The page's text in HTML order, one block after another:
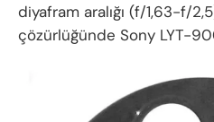
diyafram aralığı (f/1,63-f/
çözürlüğünde Sony LYT-